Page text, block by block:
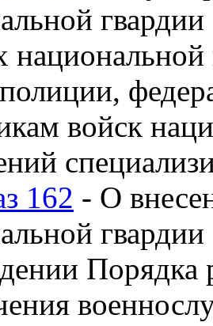
полиции,
войск
162 - О
Порядка